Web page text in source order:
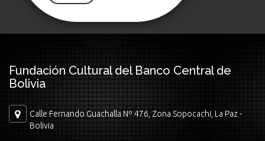
Fundación Cultural del Banco Central de
Bolivia
Calle Fernando Guachalla Nº 476, Zona Sopocachi, La Paz -
Bolivia